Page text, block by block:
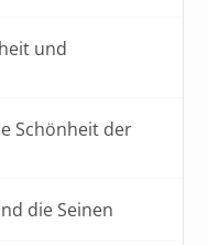
und
Schönheit der
die Seinen